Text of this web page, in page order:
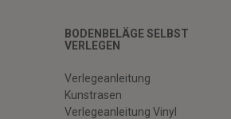
BODENBELÄGE SELBST
VERLEGEN
Verlegeanleitung
Kunstrasen
Verlegeanleitung Vinyl